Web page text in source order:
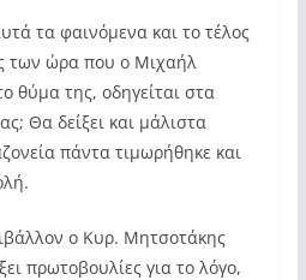
τα φαινόμενα και το τέλος
των ώρα που ο Μιχαήλ
θύμα της, οδηγείται στα
Θα δείξει και μάλιστα
πάντα τιμωρήθηκε και
ο Κυρ. Μητσοτάκης
πρωτοβουλίες για το λόγο,